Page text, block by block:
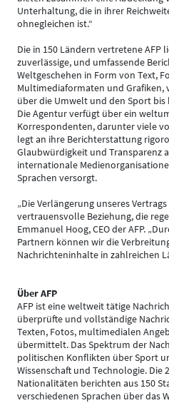
Unterhaltung, die in ihrer
ohnegleichen ist.“
Die in 150 Ländern vertretene AFP
zuverlässige, und umfassende
Weltgeschehen in Form von Text,
Multimediaformaten und Grafiken,
über die Umwelt und den Sport
Die Agentur verfügt über ein
Korrespondenten, darunter viele
legt an ihre Berichterstattung
Glaubwürdigkeit und Transparenz
internationale
Sprachen versorgt.
„Die Verlängerung unseres
vertrauensvolle Beziehung, die
Emmanuel Hoog, CEO der AFP.
Partnern können wir die
Nachrichteninhalte in zahlreichen
Über AFP
AFP ist eine weltweit tätige
überprüfte und vollständige
Texten, Fotos, multimedialen
übermittelt. Das Spektrum der
politischen Konflikten über Sport
Wissenschaft und Technologie. Die
Nationalitäten berichten aus 150
verschiedenen Sprachen über das